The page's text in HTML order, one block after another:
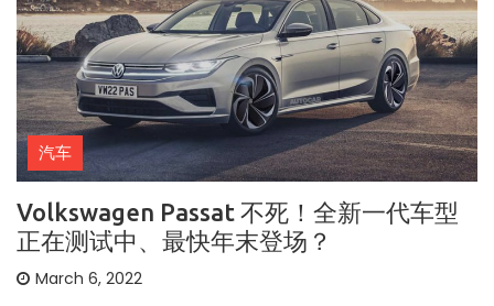
汽车
Volkswagen Passat 不死！全新一代车型
正在测试中、最快年末登场？
March 6, 2022